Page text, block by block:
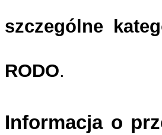
szczególne
RODO.
Informacja o